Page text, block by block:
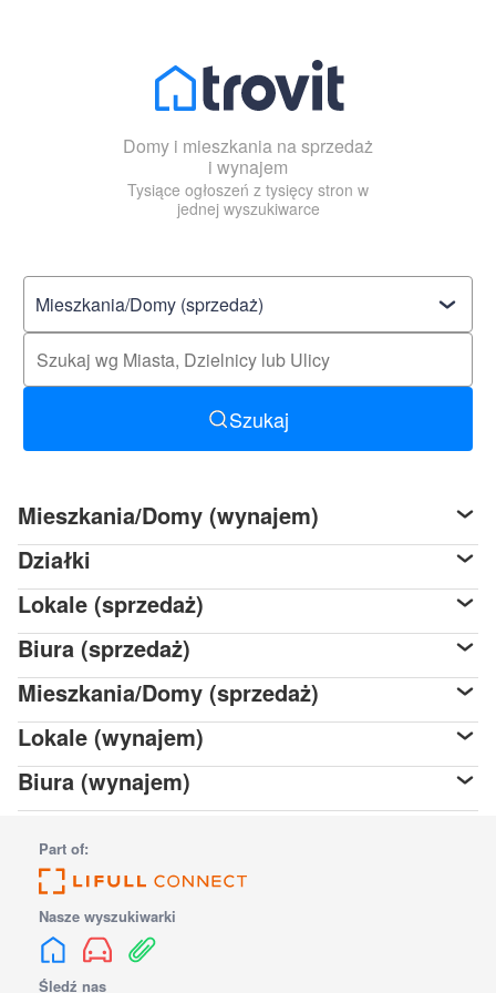
Domy i mieszkania na sprzedaż
i wynajem
Tysiące ogłoszeń z tysięcy stron w
jednej wyszukiwarce
Szukaj
Mieszkania/Domy (wynajem)
Działki
Lokale (sprzedaż)
Biura (sprzedaż)
Mieszkania/Domy (sprzedaż)
Lokale (wynajem)
Biura (wynajem)
Part of:
Nasze wyszukiwarki
Śledź nas